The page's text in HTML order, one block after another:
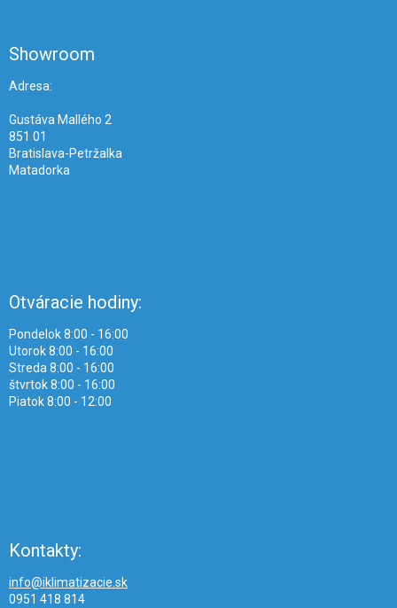
Showroom
Adresa:
Gustáva Mallého 2
851 01
Bratislava-Petržalka
Matadorka
Otváracie hodiny:
Pondelok 8:00 - 16:00
Utorok 8:00 - 16:00
Streda 8:00 - 16:00
štvrtok 8:00 - 16:00
Piatok 8:00 - 12:00
Kontakty:
info@iklimatizacie.sk
0951 418 814